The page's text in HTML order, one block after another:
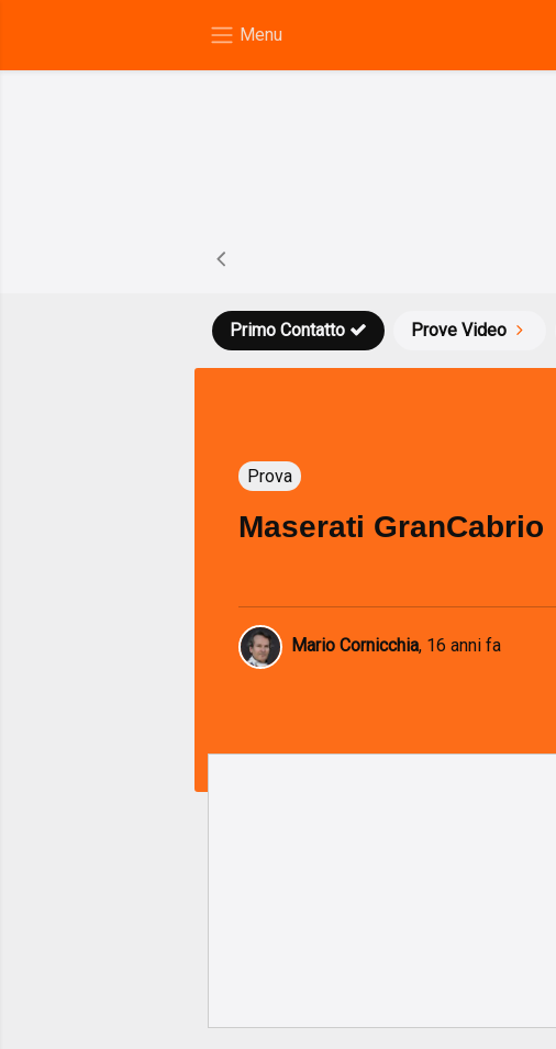
Prove Video
Primo Contatto
Prova
Maserati GranCabrio
Mario Cornicchia, 16 anni fa